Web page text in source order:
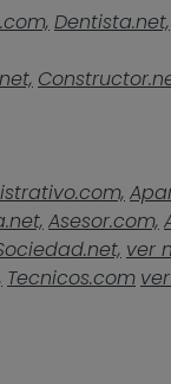
Dentista.net,
Asesor.com,
ver
Tecnicos.com